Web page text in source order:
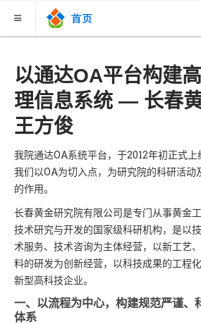
关于我们
新闻联播
案例故事
下载中心
知识库
V13版视频教程
以通达OA平台构建
理信息系统 — 长春
王方俊
我院通达OA系统平台，于2012年初正式上
我们以OA为切入点，为研究院的科研活动
的作用。
长春黄金研究院有限公司是专门从事黄金
技术研究与开发的国家级科研机构，是以
术服务、技术咨询为主体经营，以新工艺
料的研发为创新经营，以科技成果的工程
新型高科技企业。
一、以流程为中心，构建规范严谨、
体系